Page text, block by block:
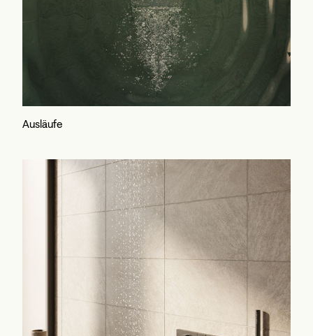
Ausläufe